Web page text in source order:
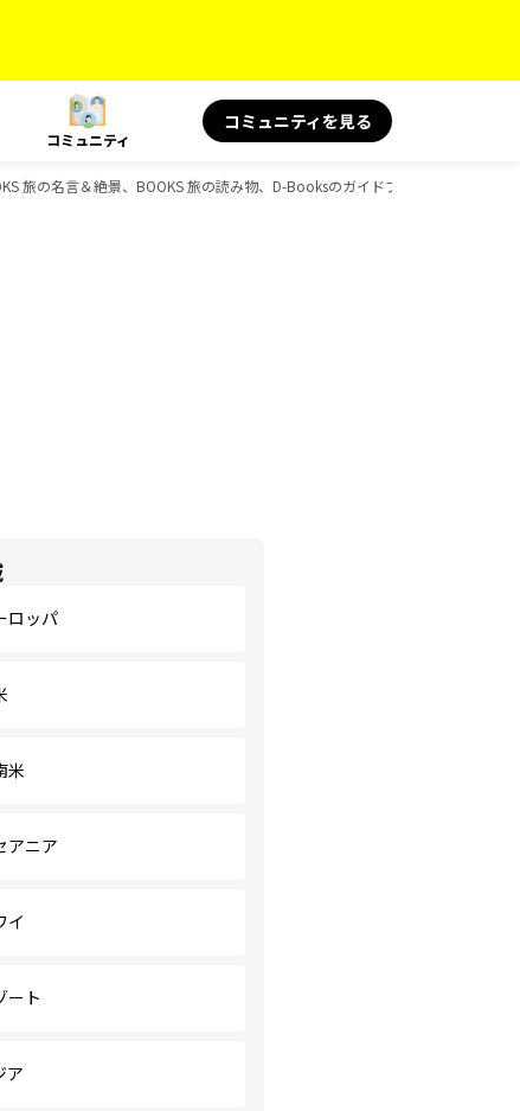
コミュニティ
コミュニティを見る
旅の名言＆絶景、BOOKS 旅の読み物、D-Booksのガイドブック一覧
ロッパ
米
アニア
イ
ート
ア